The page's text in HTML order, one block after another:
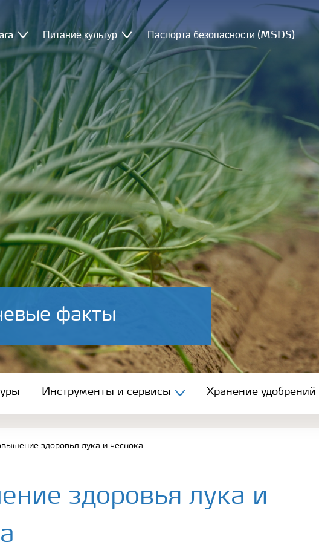
Питание культур Паспорта безопасности (MSDS)
факты
Инструменты и сервисы Хранение удобрений
здоровья лука и чеснока
здоровья лука и